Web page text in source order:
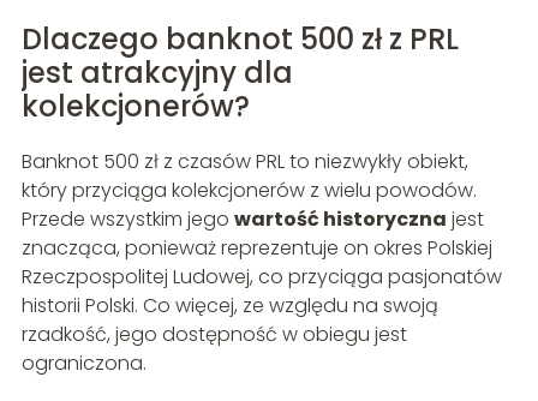
Dlaczego banknot 500 zł z PRL
jest atrakcyjny dla
kolekcjonerów?
Banknot 500 zł z czasów PRL to niezwykły obiekt,
który przyciąga kolekcjonerów z wielu powodów.
Przede wszystkim jego wartość historyczna jest
znacząca, ponieważ reprezentuje on okres Polskiej
Rzeczpospolitej Ludowej, co przyciąga pasjonatów
historii Polski. Co więcej, ze względu na swoją
rzadkość, jego dostępność w obiegu jest
ograniczona.